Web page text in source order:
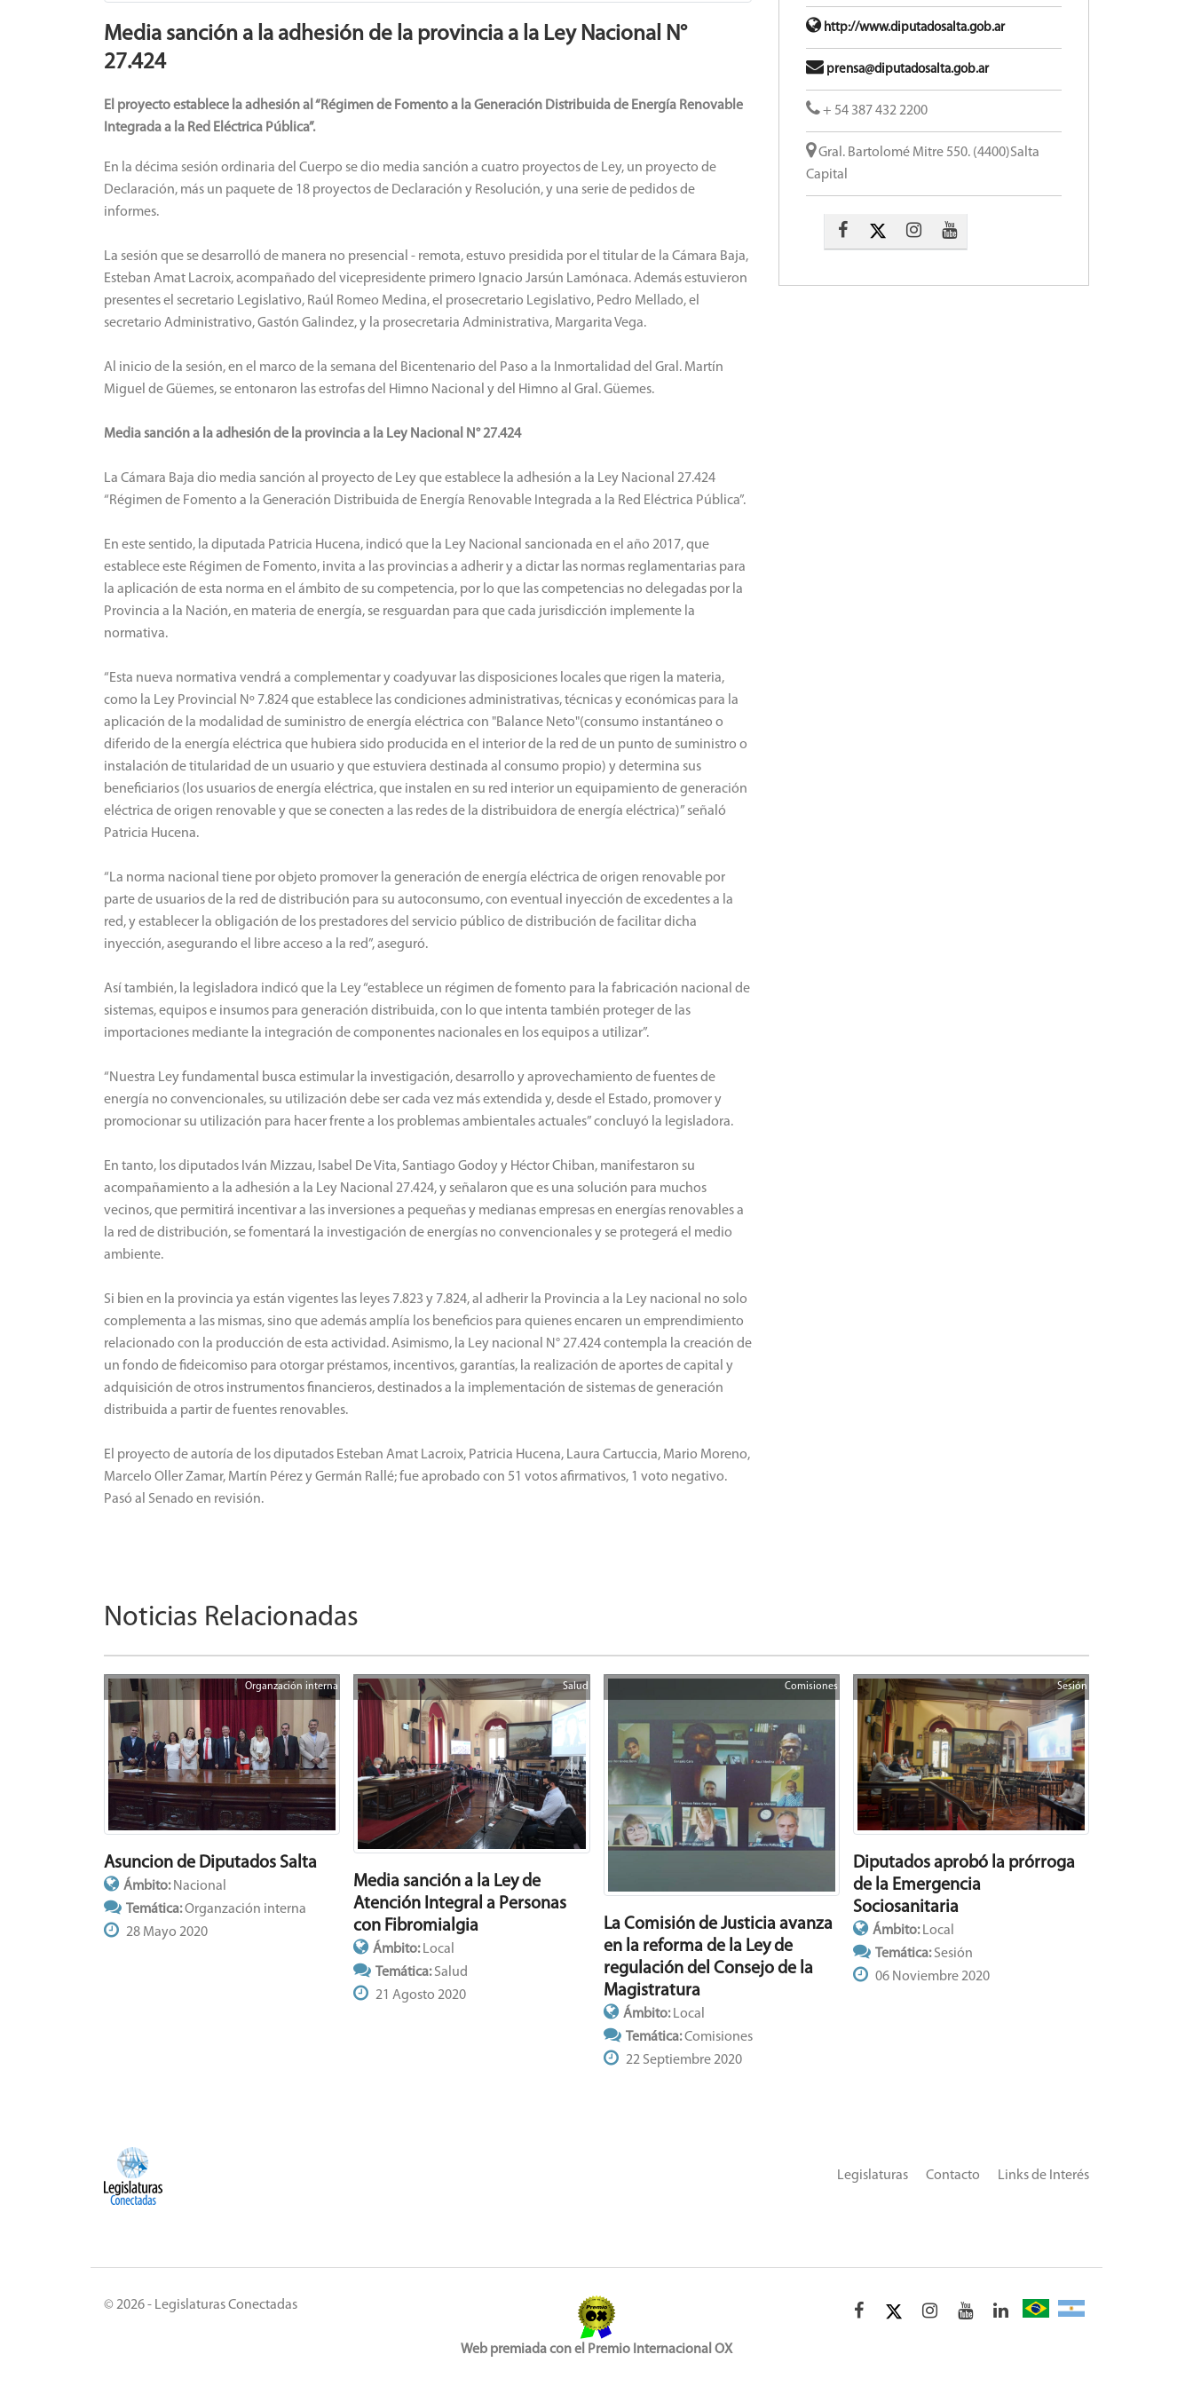
Media sanción a la adhesión de la provincia a la Ley Nacional N°
27.424
El proyecto establece la adhesión al “Régimen de Fomento a la Generación Distribuida de Energía Renovable
Integrada a la Red Eléctrica Pública”.
En la décima sesión ordinaria del Cuerpo se dio media sanción a cuatro proyectos de Ley, un proyecto de
Declaración, más un paquete de 18 proyectos de Declaración y Resolución, y una serie de pedidos de
informes.
La sesión que se desarrolló de manera no presencial - remota, estuvo presidida por el titular de la Cámara Baja,
Esteban Amat Lacroix, acompañado del vicepresidente primero Ignacio Jarsún Lamónaca. Además estuvieron
presentes el secretario Legislativo, Raúl Romeo Medina, el prosecretario Legislativo, Pedro Mellado, el
secretario Administrativo, Gastón Galindez, y la prosecretaria Administrativa, Margarita Vega.
Al inicio de la sesión, en el marco de la semana del Bicentenario del Paso a la Inmortalidad del Gral. Martín
Miguel de Güemes, se entonaron las estrofas del Himno Nacional y del Himno al Gral. Güemes.
Media sanción a la adhesión de la provincia a la Ley Nacional N° 27.424
La Cámara Baja dio media sanción al proyecto de Ley que establece la adhesión a la Ley Nacional 27.424
“Régimen de Fomento a la Generación Distribuida de Energía Renovable Integrada a la Red Eléctrica Pública”.
En este sentido, la diputada Patricia Hucena, indicó que la Ley Nacional sancionada en el año 2017, que
establece este Régimen de Fomento, invita a las provincias a adherir y a dictar las normas reglamentarias para
la aplicación de esta norma en el ámbito de su competencia, por lo que las competencias no delegadas por la
Provincia a la Nación, en materia de energía, se resguardan para que cada jurisdicción implemente la
normativa.
“Esta nueva normativa vendrá a complementar y coadyuvar las disposiciones locales que rigen la materia,
como la Ley Provincial Nº 7.824 que establece las condiciones administrativas, técnicas y económicas para la
aplicación de la modalidad de suministro de energía eléctrica con "Balance Neto"(consumo instantáneo o
diferido de la energía eléctrica que hubiera sido producida en el interior de la red de un punto de suministro o
instalación de titularidad de un usuario y que estuviera destinada al consumo propio) y determina sus
beneficiarios (los usuarios de energía eléctrica, que instalen en su red interior un equipamiento de generación
eléctrica de origen renovable y que se conecten a las redes de la distribuidora de energía eléctrica)” señaló
Patricia Hucena.
“La norma nacional tiene por objeto promover la generación de energía eléctrica de origen renovable por
parte de usuarios de la red de distribución para su autoconsumo, con eventual inyección de excedentes a la
red, y establecer la obligación de los prestadores del servicio público de distribución de facilitar dicha
inyección, asegurando el libre acceso a la red”, aseguró.
Así también, la legisladora indicó que la Ley “establece un régimen de fomento para la fabricación nacional de
sistemas, equipos e insumos para generación distribuida, con lo que intenta también proteger de las
importaciones mediante la integración de componentes nacionales en los equipos a utilizar”.
“Nuestra Ley fundamental busca estimular la investigación, desarrollo y aprovechamiento de fuentes de
energía no convencionales, su utilización debe ser cada vez más extendida y, desde el Estado, promover y
promocionar su utilización para hacer frente a los problemas ambientales actuales” concluyó la legisladora.
En tanto, los diputados Iván Mizzau, Isabel De Vita, Santiago Godoy y Héctor Chiban, manifestaron su
acompañamiento a la adhesión a la Ley Nacional 27.424, y señalaron que es una solución para muchos
vecinos, que permitirá incentivar a las inversiones a pequeñas y medianas empresas en energías renovables a
la red de distribución, se fomentará la investigación de energías no convencionales y se protegerá el medio
ambiente.
Si bien en la provincia ya están vigentes las leyes 7.823 y 7.824, al adherir la Provincia a la Ley nacional no solo
complementa a las mismas, sino que además amplía los beneficios para quienes encaren un emprendimiento
relacionado con la producción de esta actividad. Asimismo, la Ley nacional N° 27.424 contempla la creación de
un fondo de fideicomiso para otorgar préstamos, incentivos, garantías, la realización de aportes de capital y
adquisición de otros instrumentos financieros, destinados a la implementación de sistemas de generación
distribuida a partir de fuentes renovables.
El proyecto de autoría de los diputados Esteban Amat Lacroix, Patricia Hucena, Laura Cartuccia, Mario Moreno,
Marcelo Oller Zamar, Martín Pérez y Germán Rallé; fue aprobado con 51 votos afirmativos, 1 voto negativo.
Pasó al Senado en revisión.
http://www.diputadosalta.gob.ar
prensa@diputadosalta.gob.ar
+ 54 387 432 2200
Gral. Bartolomé Mitre 550. (4400)Salta
Capital
Noticias Relacionadas
Organzación interna
Asuncion de Diputados Salta
Ámbito: Nacional
Temática:Organzación interna
28 Mayo 2020
Salud
Media sanción a la Ley de
Atención Integral a Personas
con Fibromialgia
Ámbito: Local
Temática:Salud
21 Agosto 2020
Comisiones
La Comisión de Justicia avanza
en la reforma de la Ley de
regulación del Consejo de la
Magistratura
Ámbito: Local
Temática:Comisiones
22 Septiembre 2020
Sesión
Diputados aprobó la prórroga
de la Emergencia
Sociosanitaria
Ámbito: Local
Temática:Sesión
06 Noviembre 2020
Links de Interés
Contacto
Legislaturas
© 2026 - Legislaturas Conectadas
Web premiada con el Premio Internacional OX